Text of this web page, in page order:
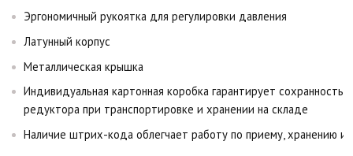
Эргономичный рукоятка для регулировки давления
Латунный корпус
Металлическая крышка
Индивидуальная картонная коробка гарантирует сохранность
редуктора при транспортировке и хранении на складе
Наличие штрих-кода облегчает работу по приему, хранению и